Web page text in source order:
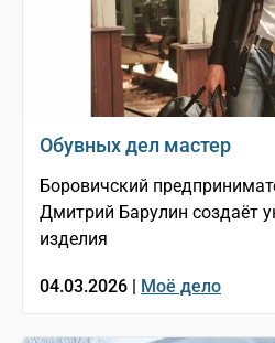
Обувных дел мастер
Боровичский
Дмитрий Барулин создаёт
изделия
04.03.2026 | Моё дело